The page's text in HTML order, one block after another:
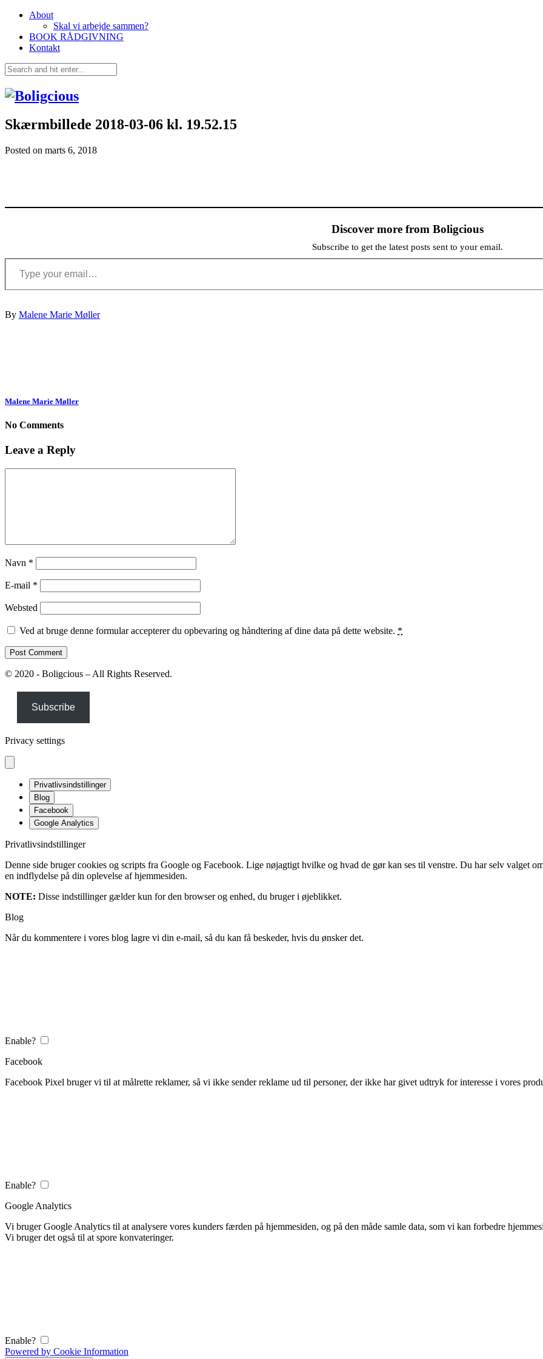
About
Skal vi arbejde sammen?
BOOK RÅDGIVNING
Kontakt
Skærmbillede 2018-03-06 kl. 19.52.15
Posted on marts 6, 2018
Discover more from Boligcious
Subscribe to get the latest posts sent to your email.
Type your email…
By Malene Marie Møller
Malene Marie Møller
No Comments
Leave a Reply
Navn *
E-mail *
Websted
Ved at bruge denne formular accepterer du opbevaring og håndtering af dine data på dette website. *
© 2020 - Boligcious – All Rights Reserved.
Subscribe
Privacy settings
Privatlivsindstillinger
Blog
Facebook
Google Analytics
Privatlivsindstillinger
Denne side bruger cookies og scripts fra Google og Facebook. Lige nøjagtigt hvilke og hvad de gør kan ses til venstre. Du har selv valget
en indflydelse på din oplevelse af hjemmesiden.
NOTE: Disse indstillinger gælder kun for den browser og enhed, du bruger i øjeblikket.
Blog
Når du kommentere i vores blog lagre vi din e-mail, så du kan få beskeder, hvis du ønsker det.
Enable?
Facebook
Facebook Pixel bruger vi til at målrette reklamer, så vi ikke sender reklame ud til personer, der ikke har givet udtryk for interesse i vores
Enable?
Google Analytics
Vi bruger Google Analytics til at analysere vores kunders færden på hjemmesiden, og på den måde samle data, som vi kan forbedre
Vi bruger det også til at spore konvateringer.
Enable?
Powered by Cookie Information